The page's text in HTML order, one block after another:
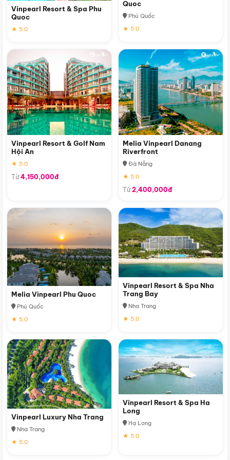
Vinpearl Resort & Spa Phu
Quoc
★ 5.0
Quoc
Phú Quốc
★ 5.0
Vinpearl Resort & Golf Nam
Hội An
★ 5.0
Từ4,150,000đ
Melia Vinpearl Danang
Riverfront
Đà Nẵng
★ 5.0
Từ2,400,000đ
Melia Vinpearl Phu Quoc
Phú Quốc
★ 5.0
Vinpearl Resort & Spa Nha
Trang Bay
Nha Trang
★ 5.0
Vinpearl Luxury Nha Trang
Nha Trang
★ 5.0
Vinpearl Resort & Spa Ha
Long
Hạ Long
★ 5.0